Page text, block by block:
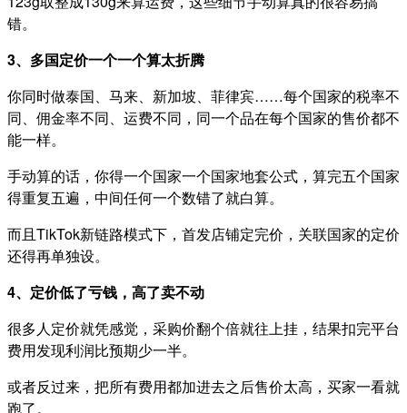
错。
3、多国定价一个一个算太折腾
你同时做泰国、马来、新加坡、菲律宾……每个国家的税率不
同、佣金率不同、运费不同，同一个品在每个国家的售价都不
能一样。
手动算的话，你得一个国家一个国家地套公式，算完五个国家
得重复五遍，中间任何一个数错了就白算。
而且TikTok新链路模式下，首发店铺定完价，关联国家的定价
还得再单独设。
4、定价低了亏钱，高了卖不动
很多人定价就凭感觉，采购价翻个倍就往上挂，结果扣完平台
费用发现利润比预期少一半。
或者反过来，把所有费用都加进去之后售价太高，买家一看就
跑了。